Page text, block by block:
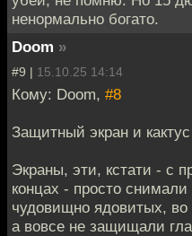
ненормально богато.
Doom »
#9 | 15.10.25 14:14
Кому: Doom, #8
Защитный экран и
Экраны, эти, кстати - с
концах - просто
чудовищно ядовитых,
а вовсе не защищали